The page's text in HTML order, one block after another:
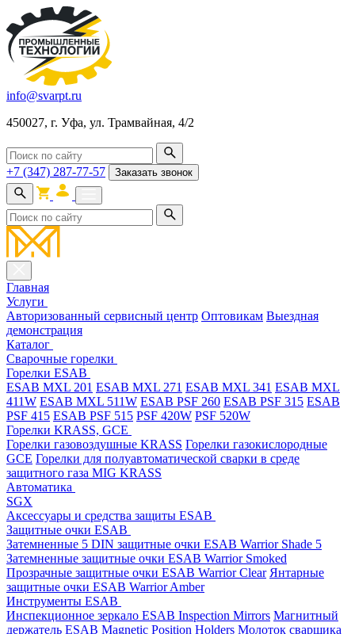
info@svarpt.ru
450027, г. Уфа, ул. Трамвайная, 4/2
+7 (347) 287-77-57 Заказать звонок
Главная
Услуги
Авторизованный сервисный центр Оптовикам Выездная
демонстрация
Каталог
Cварочные горелки
Горелки ESAB
ESAB MXL 201 ESAB MXL 271 ESAB MXL 341 ESAB MXL
411W ESAB MXL 511W ESAB PSF 260 ESAB PSF 315 ESAB
PSF 415 ESAB PSF 515 PSF 420W PSF 520W
Горелки KRASS, GCE
Горелки газовоздушные KRASS Горелки газокислородные
GCE Горелки для полуавтоматической сварки в среде
защитного газа MIG KRASS
Автоматика
SGX
Аксессуары и средства защиты ESAB
Защитные очки ESAB
Затемненные 5 DIN защитные очки ESAB Warrior Shade 5
Затемненные защитные очки ESAB Warrior Smoked
Прозрачные защитные очки ESAB Warrior Clear Янтарные
защитные очки ESAB Warrior Amber
Инструменты ESAB
Инспекционное зеркало ESAB Inspection Mirrors Магнитный
держатель ESAB Magnetic Position Holders Молоток сварщика